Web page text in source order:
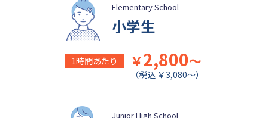
帝塚山学院中学校
成蹊中学校
清泉女学院中学校
西武学園文理中学校
カリタス女子中学校
Elementary School
小学生
1時間あたり ￥2,800～
（税込 ￥3,080～）
Junior High School